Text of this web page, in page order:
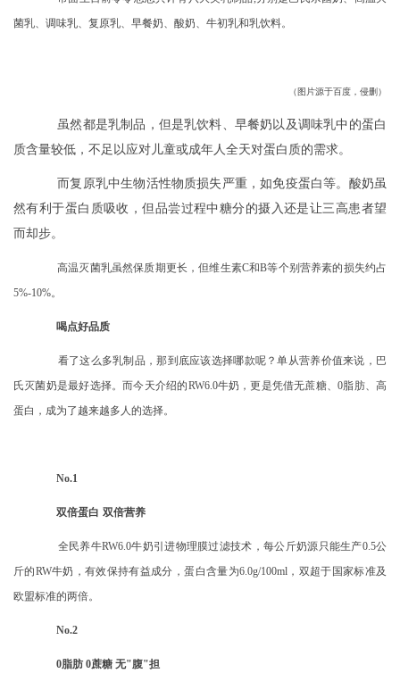
菌乳、调味乳、复原乳、早餐奶、酸奶、牛初乳和乳饮料。
（图片源于百度，侵删）
虽然都是乳制品，但是乳饮料、早餐奶以及调味乳中的蛋白
质含量较低，不足以应对儿童或成年人全天对蛋白质的需求。
而复原乳中生物活性物质损失严重，如免疫蛋白等。酸奶虽
然有利于蛋白质吸收，但品尝过程中糖分的摄入还是让三高患者望
而却步。
高温灭菌乳虽然保质期更长，但维生素C和B等个别营养素的损失约占
5%-10%。
喝点好品质
看了这么多乳制品，那到底应该选择哪款呢？单从营养价值来说，巴
氏灭菌奶是最好选择。而今天介绍的RW6.0牛奶，更是凭借无蔗糖、0脂肪、高
蛋白，成为了越来越多人的选择。
No.1
双倍蛋白 双倍营养
全民养牛RW6.0牛奶引进物理膜过滤技术，每公斤奶源只能生产0.5公
斤的RW牛奶，有效保持有益成分，蛋白含量为6.0g/100ml，双超于国家标准及
欧盟标准的两倍。
No.2
0脂肪 0蔗糖 无"腹"担